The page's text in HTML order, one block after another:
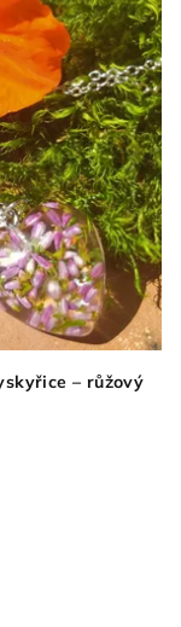
– růžový